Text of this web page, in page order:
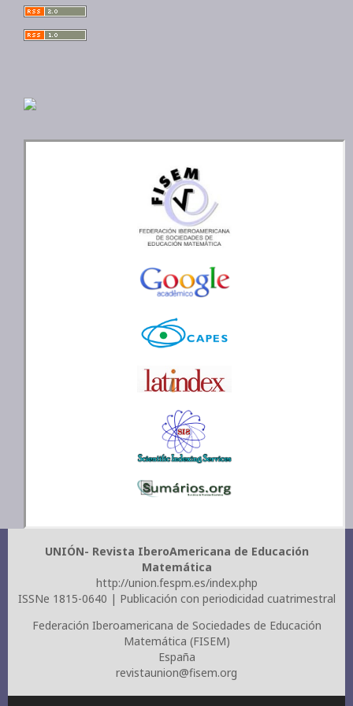
UNIÓN- Revista IberoAmericana de Educación
Matemática
http://union.fespm.es/index.php
ISSNe 1815-0640 | Publicación con periodicidad cuatrimestral
Federación Iberoamericana de Sociedades de Educación
Matemática (FISEM)
España
revistaunion@fisem.org